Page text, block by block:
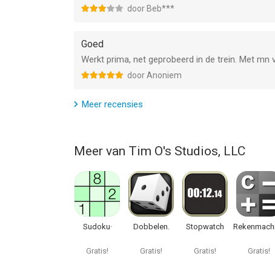
door Beb***
Goed
Werkt prima, net geprobeerd in de trein. Met
door Anoniem
Meer recensies
Meer van Tim O's Studios, LLC
Sudoku·
Gratis!
Dobbelen.
Gratis!
Stopwatch
Gratis! Gratis!